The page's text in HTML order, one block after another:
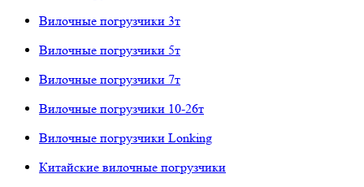
Вилочные погрузчики 3т
Вилочные погрузчики 5т
Вилочные погрузчики 7т
Вилочные погрузчики 10-26т
Вилочные погрузчики Lonking
Китайские вилочные погрузчики